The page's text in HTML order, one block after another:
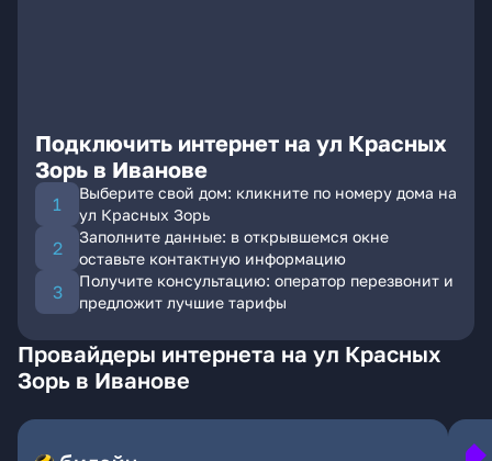
Подключить интернет на ул Красных
Зорь в Иванове
Выберите свой дом: кликните по номеру дома на
ул Красных Зорь
Заполните данные: в открывшемся окне
оставьте контактную информацию
Получите консультацию: оператор перезвонит и
предложит лучшие тарифы
Провайдеры интернета на ул Красных
Зорь в Иванове